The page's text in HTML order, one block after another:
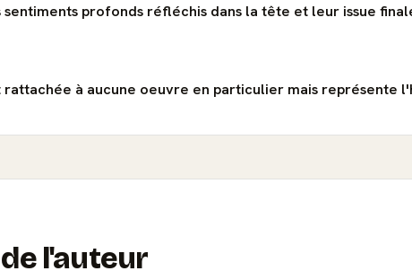
profonds réfléchis dans la tête et leur issue
à aucune oeuvre en particulier mais représente
l'auteur